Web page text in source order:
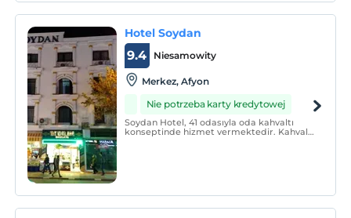
Hotel Soydan
Niesamowity
9.4
Merkez, Afyon
Nie potrzeba karty kredytowej
Soydan Hotel, 41 odasıyla oda kahvaltı
konseptinde hizmet vermektedir. Kahvaltı